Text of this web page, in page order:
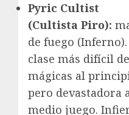
Pyric Cultist
(Cultista Piro):
de fuego
clase más difícil
mágicas al
pero devastadora
medio juego.